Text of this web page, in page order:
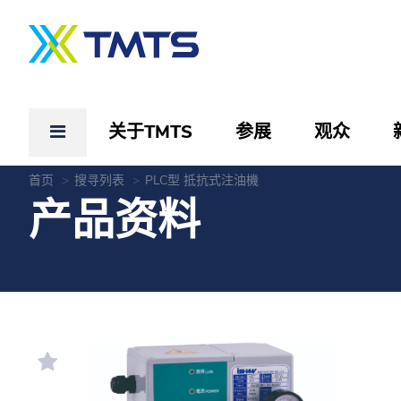
关于TMTS 参展 观众
首页 搜寻列表 PLC型 抵抗式注油機
产品资料